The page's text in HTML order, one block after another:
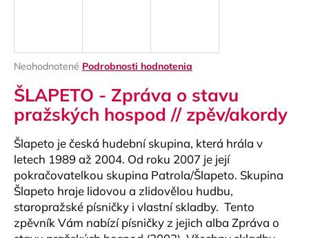
Priemerné
produktu
je
0,0
5
hviezdičiek.
Neohodnotené Podrobnosti hodnotenia
ŠLAPETO - Zpráva o stavu
pražských hospod // zpěv/akordy
Šlapeto je česká hudební skupina, která hrála v
letech 1989 až 2004. Od roku 2007 je její
pokračovatelkou skupina Patrola/Šlapeto. Skupina
Šlapeto hraje lidovou a zlidovělou hudbu,
staropražské písničky i vlastní skladby. Tento
zpěvník Vám nabízí písničky z jejich alba Zpráva o
ť
?
HĽADAŤ
O
d